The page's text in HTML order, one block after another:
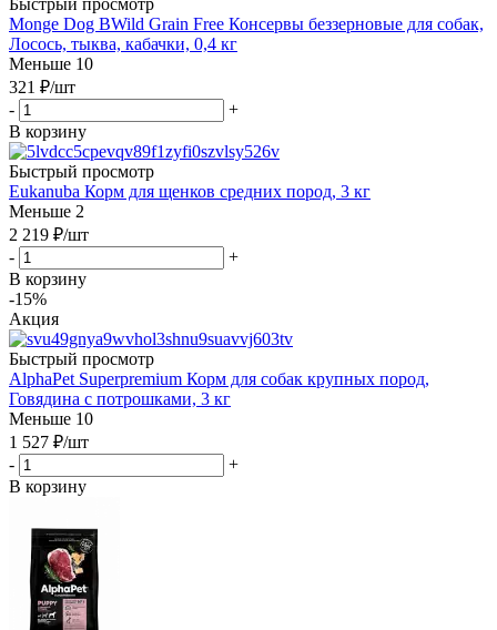
Monge Dog BWild Grain Free Консервы беззерновые для собак,
Лосось, тыква, кабачки, 0,4 кг
Меньше 10
321 ₽/шт
-
+
В корзину
Быстрый просмотр
Eukanuba Корм для щенков средних пород, 3 кг
Меньше 2
2 219 ₽/шт
-
+
В корзину
-15%
Акция
Быстрый просмотр
AlphaPet Superpremium Корм для собак крупных пород,
Говядина с потрошками, 3 кг
Меньше 10
1 527 ₽/шт
-
+
В корзину